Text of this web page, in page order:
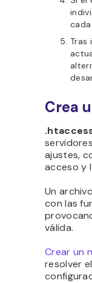
Tras
Crea
ajustes,
acceso y
Un
con las
válida.
Crear un
resolver